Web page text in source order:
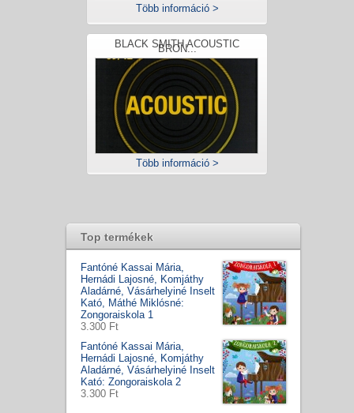
Több információ >
BLACK SMITH ACOUSTIC
BRON...
Több információ >
Top termékek
Fantóné Kassai Mária,
Hernádi Lajosné, Komjáthy
Aladárné, Vásárhelyiné Inselt
Kató, Máthé Miklósné:
Zongoraiskola 1
3.300 Ft
Fantóné Kassai Mária,
Hernádi Lajosné, Komjáthy
Aladárné, Vásárhelyiné Inselt
Kató: Zongoraiskola 2
3.300 Ft